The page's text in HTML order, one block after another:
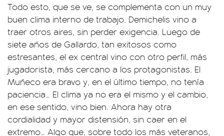
Todo esto, que se ve, se complementa con un muy
buen clima interno de trabajo. Demichelis vino a
traer otros aires, sin perder exigencia. Luego de
siete años de Gallardo, tan exitosos como
estresantes, el ex central vino con otro perfil, más
jugadorista, más cercano a los protagonistas. El
Muñeco era bravo y, en el último tiempo, no tenía
paciencia… El clima ya no era el mismo y el cambio,
en ese sentido, vino bien. Ahora hay otra
cordialidad y mayor distensión, sin caer en el
extremo… Algo que, sobre todo los más veteranos,